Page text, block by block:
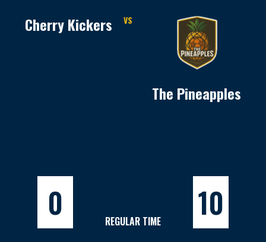
Cherry Kickers VS
The Pineapples
0 REGULAR TIME 10